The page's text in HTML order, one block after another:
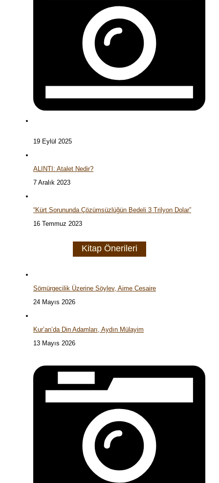
19 Eylül 2025
ALINTI: Atalet Nedir?
7 Aralık 2023
“Kürt Sorununda Çözümsüzlüğün Bedeli 3 Trilyon Dolar”
16 Temmuz 2023
Kitap Önerileri
Sömürgecilik Üzerine Söylev, Aime Cesaire
24 Mayıs 2026
Kur’an’da Din Adamları, Aydın Mülayim
13 Mayıs 2026